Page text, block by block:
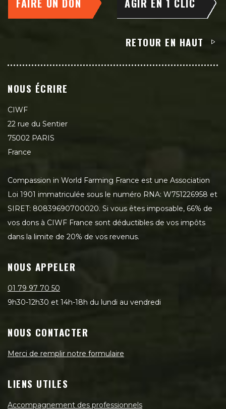
FAIRE UN DON AGIR EN 1 CLIC
RETOUR EN HAUT
NOUS ÉCRIRE
CIWF
22 rue du Sentier
75002 PARIS
France
Compassion in World Farming France est une Association
Loi 1901 immatriculée sous le numéro RNA: W751226958 et
SIRET: 80839690700020. Si vous êtes imposable, 66% de
vos dons à CIWF France sont déductibles de vos impôts
dans la limite de 20% de vos revenus.
NOUS APPELER
01 79 97 70 50
9h30-12h30 et 14h-18h du lundi au vendredi
NOUS CONTACTER
Merci de remplir notre formulaire
LIENS UTILES
Accompagnement des professionnels